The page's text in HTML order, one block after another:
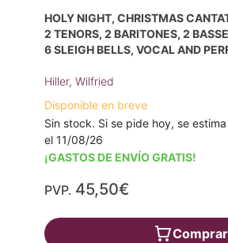
HOLY NIGHT, CHRISTMAS
2 TENORS, 2 BARITONES, 2
6 SLEIGH BELLS, VOCAL AND
Hiller, Wilfried
Disponible en breve
Sin stock. Si se pide hoy, se
el 11/08/26
¡GASTOS DE ENVÍO GRATIS!
PVP. 45,50€
Comprar